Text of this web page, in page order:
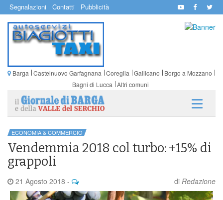
Segnalazioni Contatti Pubblicità
Barga Castelnuovo Garfagnana Coreglia Gallicano
Borgo a Mozzano
Bagni di Lucca Altri comuni
ECONOMIA & COMMERCIO
Vendemmia 2018 col turbo: +15% di
grappoli
21 Agosto 2018 - di Redazione